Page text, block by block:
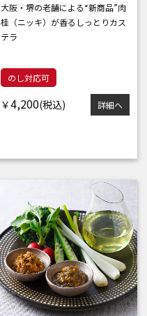
大阪・堺の老舗による“新商品”肉
桂（ニッキ）が香るしっとりカス
テラ
のし対応可
￥4,200 詳細へ